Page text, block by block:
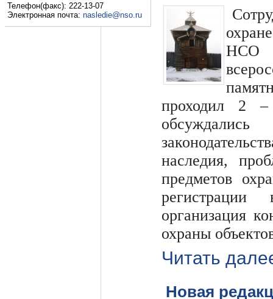
Телефон(факс): 222-13-07
Электронная почта: nasledie@nso.ru
НСО
проходил 2
наследия,
предметов
регистрации
организация
охраны
Читать
Новая